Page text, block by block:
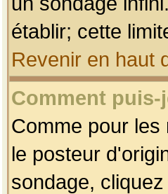
établir; cette
Revenir en haut
Comment
Comme pour
le posteur
sondage,